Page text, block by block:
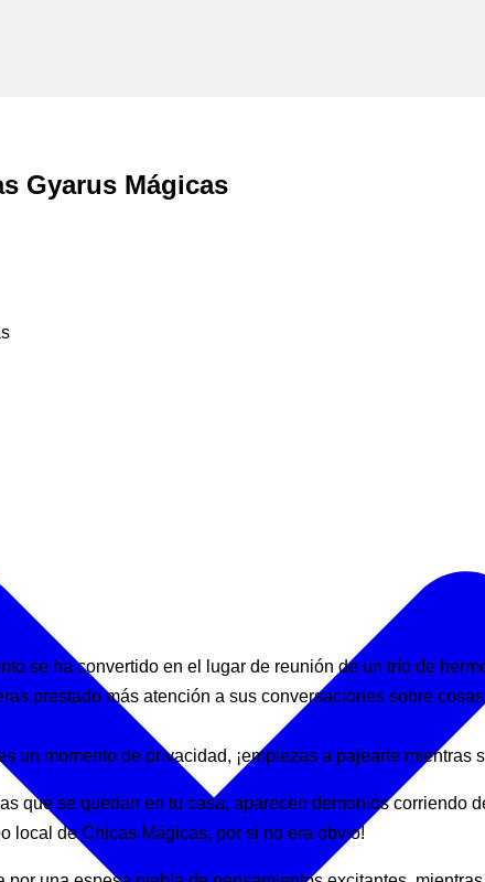
Gyarus Mágicas
se ha convertido en el lugar de reunión de un trío de
prestado más atención a sus conversaciones sobre
un momento de privacidad, ¡empiezas a pajearte mientras
que se quedan en tu casa, aparecen demonios corriendo
local de Chicas Mágicas, por si no era obvio!